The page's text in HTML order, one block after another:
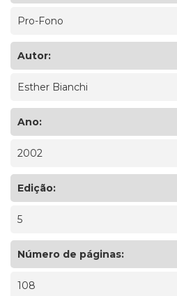
Pro-Fono
Autor:
Esther Bianchi
Ano:
2002
Edição:
5
Número de páginas:
108